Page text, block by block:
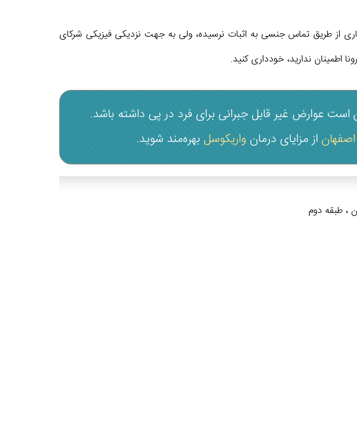
ویروس، با وجود اینکه انتقال این بیماری از طریق تماس جنسی به اثبات نرسیده، ولی به جهت نزدیکی فیزیکی شرکای
اطمینان ندارید، خودداری کنید.
عوارض غیر قابل جبرانی برای فرد در پی داشته باشد.
از مزایای درمان واریکوسل بهره‌مند شوید.
، طبقه دوم